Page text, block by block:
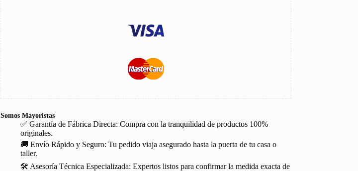
Somos Mayoristas
✅ Garantía de Fábrica Directa: Compra con la tranquilidad de productos 100%
originales.
🚚 Envío Rápido y Seguro: Tu pedido viaja asegurado hasta la puerta de tu casa o
taller.
🛠️ Asesoría Técnica Especializada: Expertos listos para confirmar la medida exacta de